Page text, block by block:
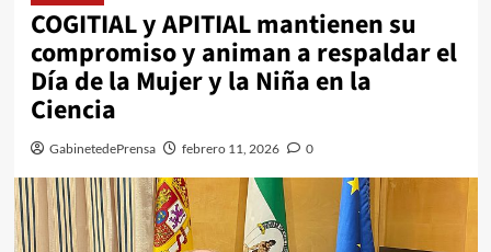
COGITIAL y APITIAL mantienen su
compromiso y animan a respaldar el
Día de la Mujer y la Niña en la
Ciencia
GabinetedePrensa febrero 11, 2026 0